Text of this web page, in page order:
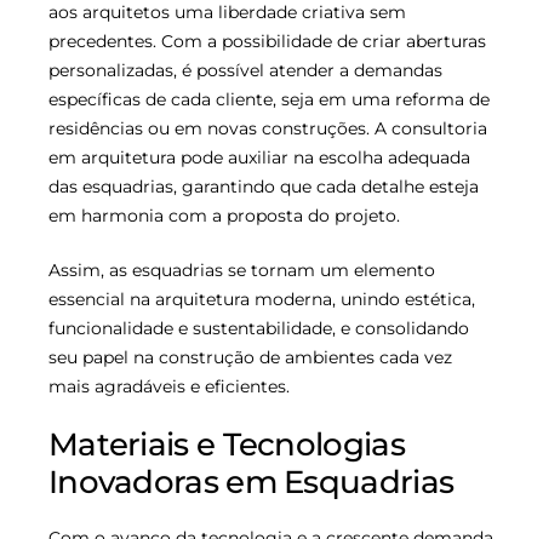
aos arquitetos uma liberdade criativa sem
precedentes. Com a possibilidade de criar aberturas
personalizadas, é possível atender a demandas
específicas de cada cliente, seja em uma reforma de
residências ou em novas construções. A consultoria
em arquitetura pode auxiliar na escolha adequada
das esquadrias, garantindo que cada detalhe esteja
em harmonia com a proposta do projeto.
Assim, as esquadrias se tornam um elemento
essencial na arquitetura moderna, unindo estética,
funcionalidade e sustentabilidade, e consolidando
seu papel na construção de ambientes cada vez
mais agradáveis e eficientes.
Materiais e Tecnologias
Inovadoras em Esquadrias